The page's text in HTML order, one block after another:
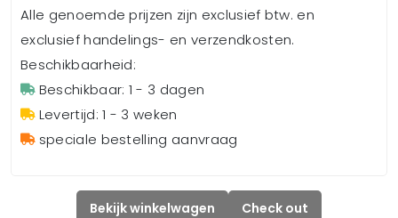
Alle genoemde prijzen zijn exclusief btw. en
exclusief handelings- en verzendkosten.
Beschikbaarheid:
Beschikbaar: 1 - 3 dagen
Levertijd: 1 - 3 weken
speciale bestelling aanvraag
Bekijk winkelwagen Check out